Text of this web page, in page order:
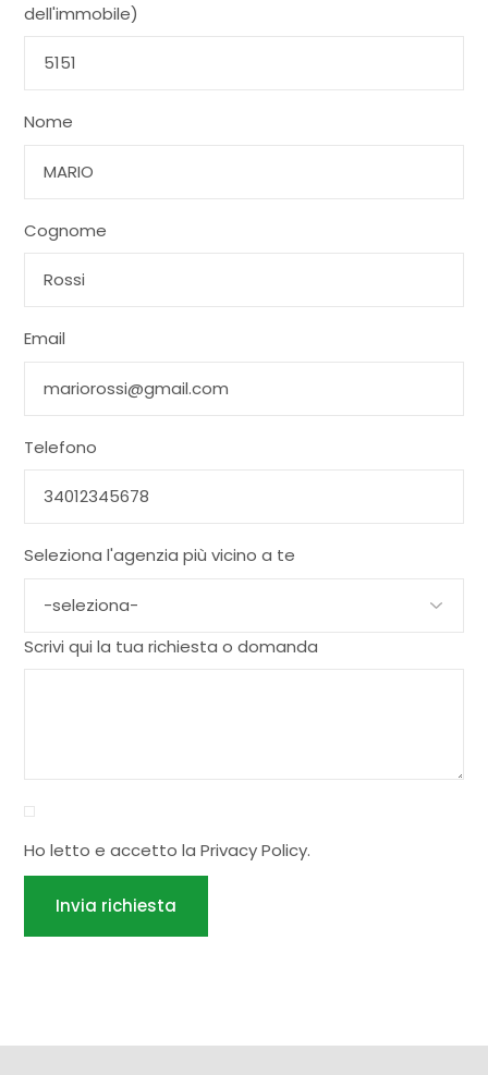
dell'immobile)
Nome
Cognome
Email
Telefono
Seleziona l'agenzia più vicino a te
Scrivi qui la tua richiesta o domanda
Ho letto e accetto laPrivacy Policy.
Invia richiesta